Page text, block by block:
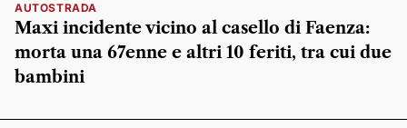
AUTOSTRADA
Maxi incidente vicino al casello di Faenza:
morta una 67enne e altri 10 feriti, tra cui due
bambini